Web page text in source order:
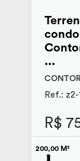
...
Ref.: z2-
R$
200,00 M²